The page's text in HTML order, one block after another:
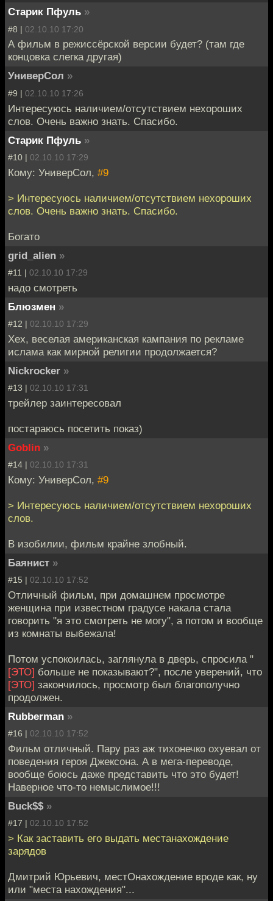
Старик Пфуль »
#8 | 02.10.10 17:20
А фильм в режиссёрской версии будет? (там где
концовка слегка другая)
УниверСол »
#9 | 02.10.10 17:26
Интересуюсь наличием/отсутствием нехороших
слов. Очень важно знать. Спасибо.
Старик Пфуль »
#10 | 02.10.10 17:29
Кому: УниверСол, #9
> Интересуюсь наличием/отсутствием нехороших
слов. Очень важно знать. Спасибо.
Богато
grid_alien »
#11 | 02.10.10 17:29
надо смотреть
Блюзмен »
#12 | 02.10.10 17:29
Хех, веселая американская кампания по рекламе
ислама как мирной религии продолжается?
Nickrocker »
#13 | 02.10.10 17:31
трейлер заинтересовал
постараюсь посетить показ)
Goblin »
#14 | 02.10.10 17:31
Кому: УниверСол, #9
> Интересуюсь наличием/отсутствием нехороших
слов.
В изобилии, фильм крайне злобный.
Баянист »
#15 | 02.10.10 17:52
Отличный фильм, при домашнем просмотре
женщина при известном градусе накала стала
говорить "я это смотреть не могу", а потом и вообще
из комнаты выбежала!
Потом успокоилась, заглянула в дверь, спросила "
[ЭТО] больше не показывают?", после уверений, что
[ЭТО] закончилось, просмотр был благополучно
продолжен.
Rubberman »
#16 | 02.10.10 17:52
Фильм отличный. Пару раз аж тихонечко охуевал от
поведения героя Джексона. А в мега-переводе,
вообще боюсь даже представить что это будет!
Наверное что-то немыслимое!!!
Buck$$ »
#17 | 02.10.10 17:52
> Как заставить его выдать местанахождение
зарядов
Дмитрий Юрьевич, местОнахождение вроде как, ну
или "места нахождения"...